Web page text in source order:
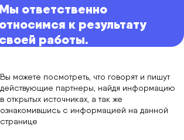
Вы можете посмотреть, что говорят и пишут
действующие партнеры, найдя информацию
в открытых источниках, а так же
ознакомившись с информацией на данной
странице
ответственно
к результату
работы.